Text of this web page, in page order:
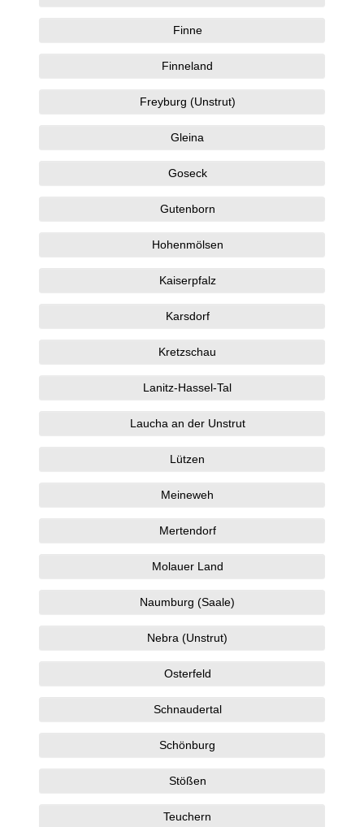
Finne
Finneland
Freyburg (Unstrut)
Gleina
Goseck
Gutenborn
Hohenmölsen
Kaiserpfalz
Karsdorf
Kretzschau
Lanitz-Hassel-Tal
Laucha an der Unstrut
Lützen
Meineweh
Mertendorf
Molauer Land
Naumburg (Saale)
Nebra (Unstrut)
Osterfeld
Schnaudertal
Schönburg
Stößen
Teuchern